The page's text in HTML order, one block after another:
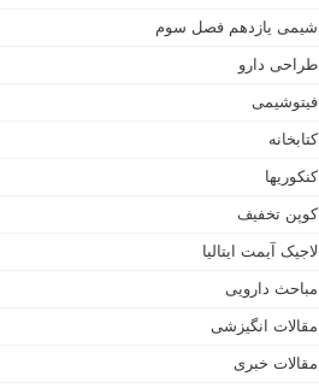
شیمی یازدهم فصل سوم
طراحی دارو
فیتوشیمی
کتابخانه
کنکوریها
کوپن تخفیف
لاجیک آیمت ایتالیا
مباحث دارویی
مقالات انگیزشی
مقالات خبری